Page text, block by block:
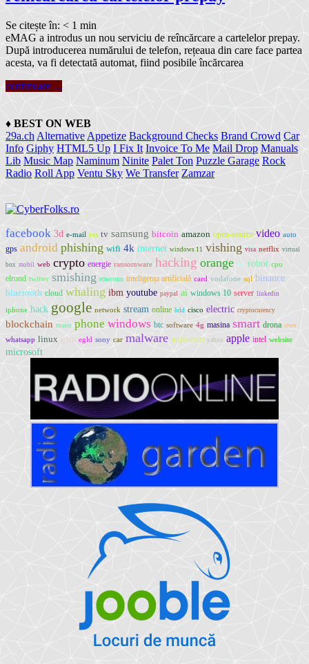
Se citește în: < 1 min
eMAG a introdus un nou serviciu de reîncărcare a cartelelor prepay.
După introducerea numărului de telefon, rețeaua din care face partea
acesta, va fi detectată automat, fiind posibile încărcarea
continuare ...
♦ BEST ON WEB
29a.ch Alternative Appetize Background Checks Brand Crowd Car
Info Giphy HTML5 Up I Fix It Invoice To Me Mail Drop Manuals
Lib Music Map Naminum Ninite Palet Ton Puzzle Garage Rock
Radio Roll App Ventu Sky We Transfer Zamzar
facebook 3d e-mail ios tv samsung bitcoin amazon open-source video auto
gps android phishing wifi 4k internet windows 11 vishing visa netflix virtual
box mobil web crypto energie ransomware hacking orange erd robot cpu
elrond twitter smishing ethereum inteligența artificială card vodafone sql binance
bluetooth cloud whaling ibm youtube paypal ai windows 10 server linkedin
iphone hack google network stream online hdd cisco electric cryptocurency
blockchain router phone windows btc software 4g masina smart drona reset
whatsapp linux gsm egld sony car malware autonom yahoo apple intel website
microsoft